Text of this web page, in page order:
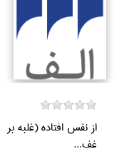
از نفس افتاده (غلبه بر
غف...